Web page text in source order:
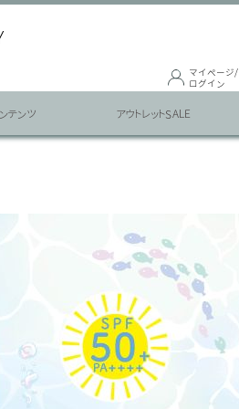
マイページ/
ログイン
テンツ アウトレットSALE